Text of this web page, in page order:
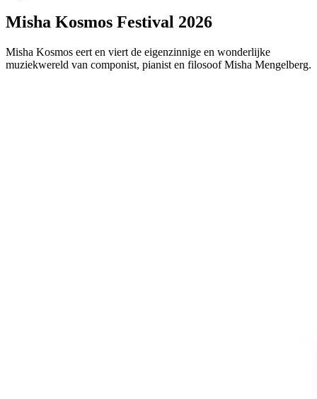
Misha Kosmos Festival 2026
Misha Kosmos eert en viert de eigenzinnige en wonderlijke
muziekwereld van componist, pianist en filosoof Misha Mengelberg.